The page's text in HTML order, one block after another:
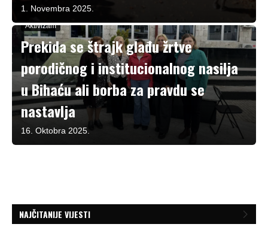
1. Novembra 2025.
Aktivizam
Prekida se štrajk glađu žrtve
porodičnog i institucionalnog nasilja
u Bihaću ali borba za pravdu se
nastavlja
16. Oktobra 2025.
NAJČITANIJE VIJESTI